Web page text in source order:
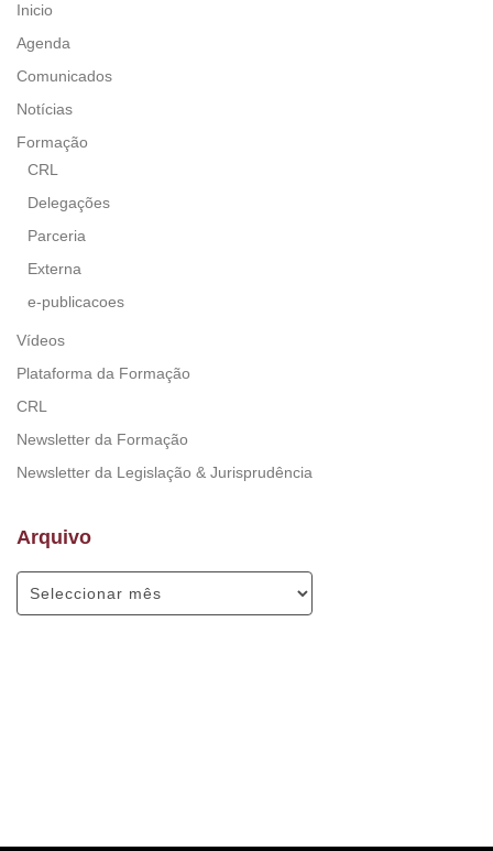
Inicio
Agenda
Comunicados
Notícias
Formação
CRL
Delegações
Parceria
Externa
e-publicacoes
Vídeos
Plataforma da Formação
CRL
Newsletter da Formação
Newsletter da Legislação & Jurisprudência
Arquivo